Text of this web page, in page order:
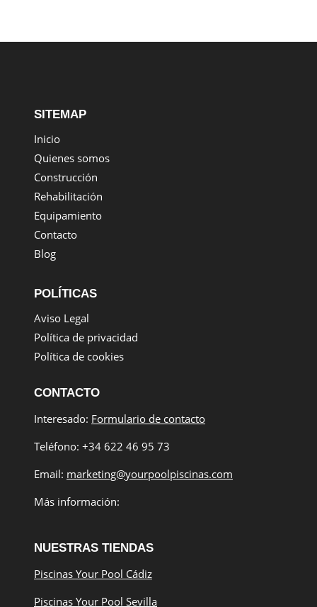
SITEMAP
Inicio
Quienes somos
Construcción
Rehabilitación
Equipamiento
Contacto
Blog
POLÍTICAS
Aviso Legal
Política de privacidad
Política de cookies
CONTACTO
Interesado: Formulario de contacto
Teléfono: +34 622 46 95 73
Email: marketing@yourpoolpiscinas.com
Más información:
NUESTRAS TIENDAS
Piscinas Your Pool Cádiz
Piscinas Your Pool Sevilla